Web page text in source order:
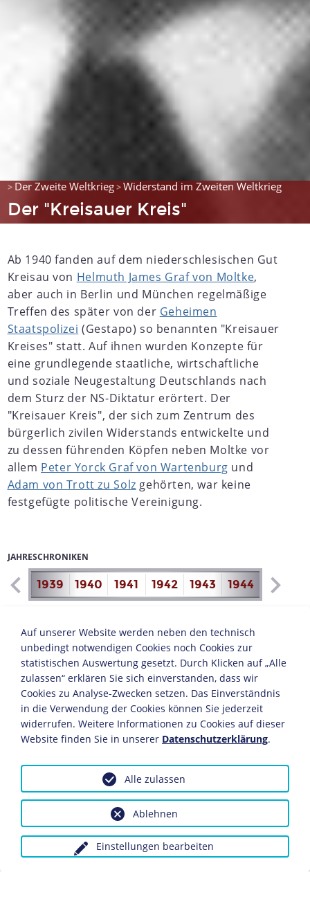
> Der Zweite Weltkrieg>Widerstand im Zweiten Weltkrieg
Der "Kreisauer Kreis"
Ab 1940 fanden auf dem niederschlesischen Gut
Kreisau von Helmuth James Graf von Moltke,
aber auch in Berlin und München regelmäßige
Treffen des später von der Geheimen
Staatspolizei (Gestapo) so benannten "Kreisauer
Kreises" statt. Auf ihnen wurden Konzepte für
eine grundlegende staatliche, wirtschaftliche
und soziale Neugestaltung Deutschlands nach
dem Sturz der NS-Diktatur erörtert. Der
"Kreisauer Kreis", der sich zum Zentrum des
bürgerlich zivilen Widerstands entwickelte und
zu dessen führenden Köpfen neben Moltke vor
allem Peter Yorck Graf von Wartenburg und
Adam von Trott zu Solz gehörten, war keine
festgefügte politische Vereinigung.
JAHRESCHRONIKEN
1939 1940 1941 1942 1943 1944 1945
Sympathisanten und vereinte Sozialdemokraten wie
Carlo Mierendorff,Julius Leber undAdolf Reichwein
Jesuitenpater wie Alfred Delpund von christlichem
Reformwillen beeinflußte Angehörige beider großen
Konfessionen wie Theodor Steltzer (1885-1967),Eugen
Gerstenmaierund Hans Lukaschek (1885-1960).
Gemeinsam war ihnen die ablehnende Haltung
gegenüber dem Nationalsozialismus und der Wille, eine
Neuordnung für Deutschland nach dem Ende desNS-
Regimeszu entwickeln.
Die theoretischen Grundlagen wurden von häufig
zusammentreffenden Arbeitsgruppen in langen
Gesprächen entworfen. Auf den drei Haupttagungen auf
dem Gut Kreisau in den Jahren 1942 und 1943 wurden
Entwürfe diskutiert und Ergebnisse festgehalten. Sie
Auf unserer Website werden neben den technisch
unbedingt notwendigen Cookies noch Cookies zur
statistischen Auswertung gesetzt. Durch Klicken auf „Alle
zulassen“ erklären Sie sich einverstanden, dass wir
Cookies zu Analyse-Zwecken setzen. Das Einverständnis
in die Verwendung der Cookies können Sie jederzeit
widerrufen. Weitere Informationen zu Cookies auf dieser
Website finden Sie in unserer Datenschutzerklärung.
Einstellungen bearbeiten
Ablehnen
Alle zulassen